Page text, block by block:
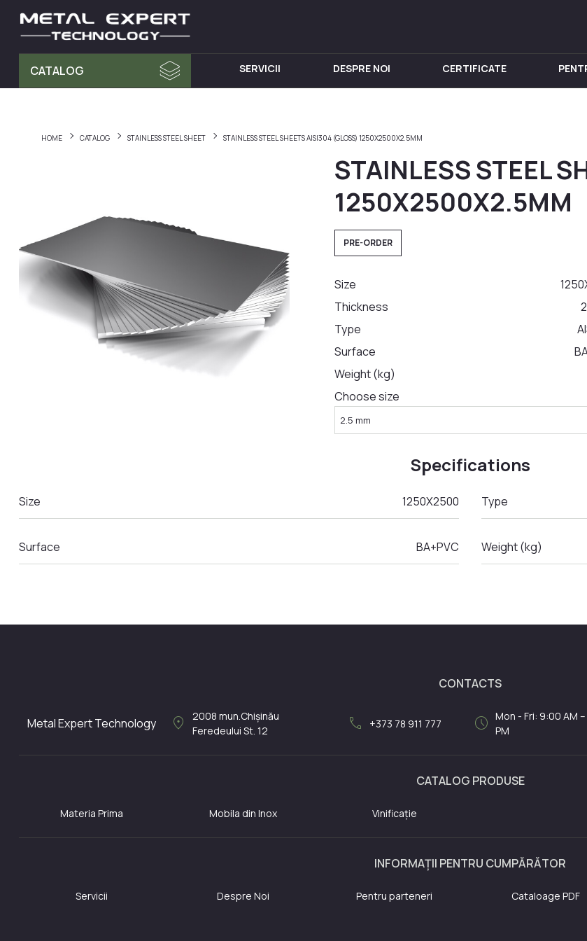
CATALOG SERVICII DESPRE NOI CERTIFICATE
Accesorii pentru balustrade
Fitinguri
Elemente de fixare și șuruburi
Materiale pentru sudură
Chiuvete din Inox
Dulapuri din Inox
Hote din Inox
Aparat de distilat
LA COMANDA
HOME CATALOG STAINLESS STEEL SHEET STAINLESS STEEL SHEETS AISI304 (GLOSS) 1250X2500X2.5MM
STAINLESS STEEL
1250X2500X2.5MM
PRE-ORDER
Size
Thickness
Type
Surface
Weight (kg)
Choose size
2.5 mm
Specifications
Size 1250Х2500 Type
Surface BA+PVC Weight (kg)
CONTACTS
Metal Expert Technology location_on 2008 mun.Chișinău
Feredeului St. 12
call +373 78 911 777 schedule Mon - Fri: 9:00 AM
PM
CATALOG PRODUSE
Materia Prima Mobila din Inox Vinificație
INFORMAȚII PENTRU CUMPĂRĂTOR
Servicii Despre Noi Pentru parteneri Cataloage PDF